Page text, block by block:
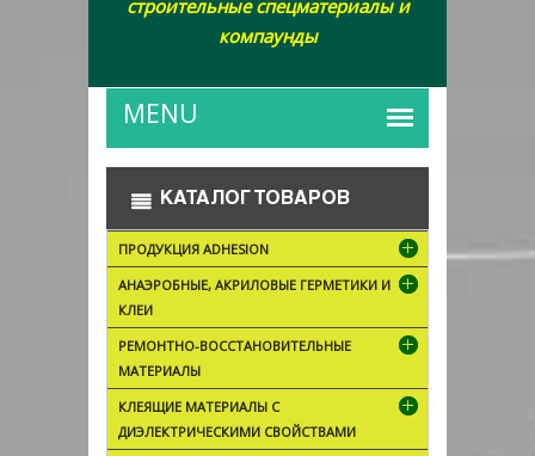
строительные спецматериалы и
компаунды
КАТАЛОГ ТОВАРОВ
ПРОДУКЦИЯ ADHESION
АНАЭРОБНЫЕ, АКРИЛОВЫЕ ГЕРМЕТИКИ И
КЛЕИ
РЕМОНТНО-ВОССТАНОВИТЕЛЬНЫЕ
МАТЕРИАЛЫ
КЛЕЯЩИЕ МАТЕРИАЛЫ С
ДИЭЛЕКТРИЧЕСКИМИ СВОЙСТВАМИ